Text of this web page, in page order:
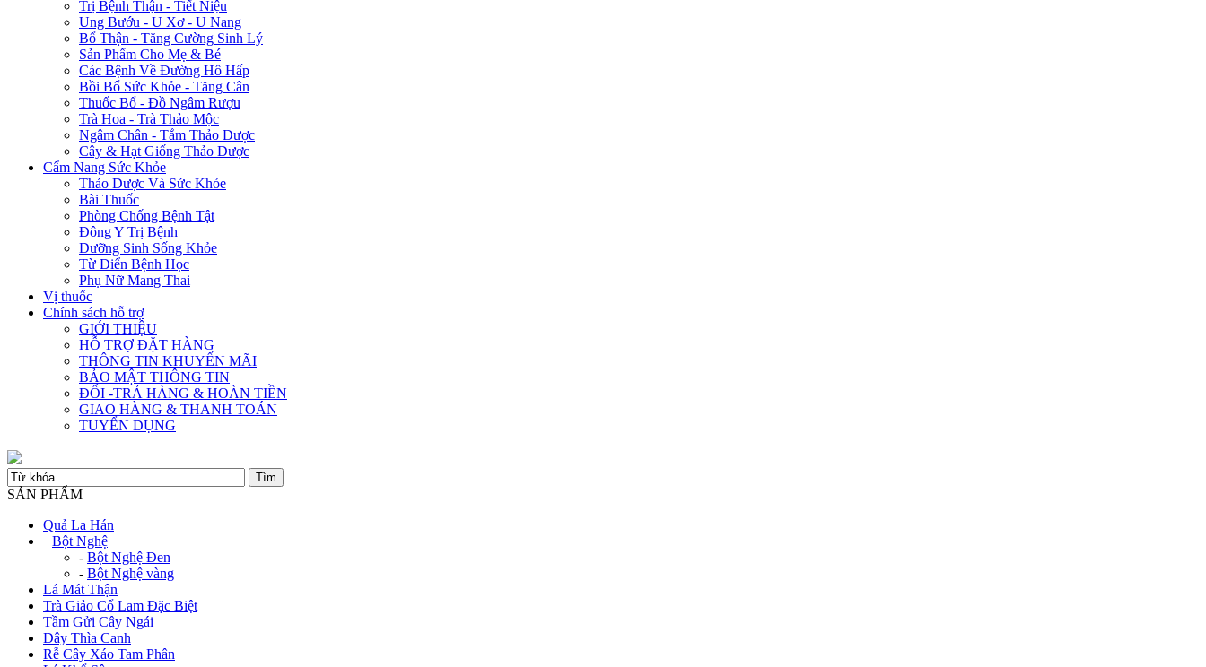
Trị Bệnh Thận - Tiết Niệu
Ung Bướu - U Xơ - U Nang
Bổ Thận - Tăng Cường Sinh Lý
Sản Phẩm Cho Mẹ & Bé
Các Bệnh Về Đường Hô Hấp
Bồi Bổ Sức Khỏe - Tăng Cân
Thuốc Bổ - Đồ Ngâm Rượu
Trà Hoa - Trà Thảo Mộc
Ngâm Chân - Tắm Thảo Dược
Cây & Hạt Giống Thảo Dược
Cẩm Nang Sức Khỏe
Thảo Dược Và Sức Khỏe
Bài Thuốc
Phòng Chống Bệnh Tật
Đông Y Trị Bệnh
Dưỡng Sinh Sống Khỏe
Từ Điển Bệnh Học
Phụ Nữ Mang Thai
Vị thuốc
Chính sách hỗ trợ
GIỚI THIỆU
HỖ TRỢ ĐẶT HÀNG
THÔNG TIN KHUYẾN MÃI
BẢO MẬT THÔNG TIN
ĐỔI -TRẢ HÀNG & HOÀN TIỀN
GIAO HÀNG & THANH TOÁN
TUYỂN DỤNG
SẢN PHẨM
Quả La Hán
Bột Nghệ
- Bột Nghệ Đen
- Bột Nghệ vàng
Lá Mát Thận
Trà Giảo Cổ Lam Đặc Biệt
Tầm Gửi Cây Ngái
Dây Thìa Canh
Rễ Cây Xáo Tam Phân